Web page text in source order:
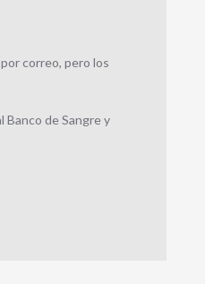
correo, pero los
Banco de Sangre y